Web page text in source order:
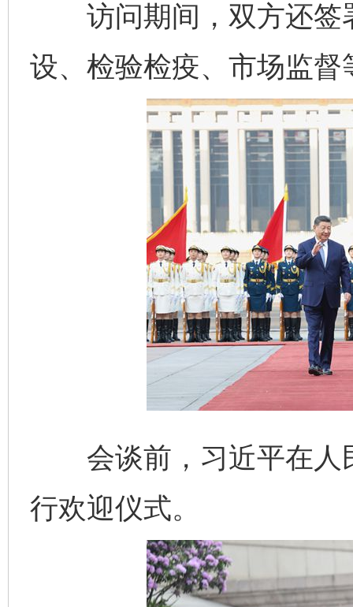
访问期间，双方还签
设、检验检疫、市场监
会谈前，习近平在人
行欢迎仪式。